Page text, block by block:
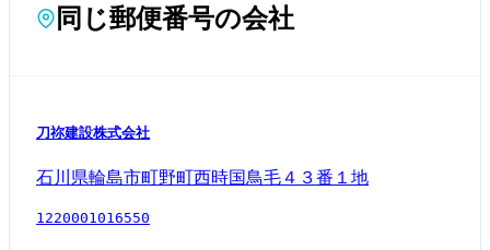
同じ郵便番号の会社
刀祢建設株式会社
石川県輪島市町野町西時国鳥毛４３番１地
1220001016550